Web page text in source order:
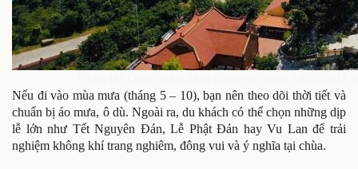
Nếu đi vào mùa mưa (tháng 5 – 10), bạn nên theo dõi thời tiết và
chuẩn bị áo mưa, ô dù. Ngoài ra, du khách có thể chọn những dịp
lễ lớn như Tết Nguyên Đán, Lễ Phật Đản hay Vu Lan để trải
nghiệm không khí trang nghiêm, đông vui và ý nghĩa tại chùa.